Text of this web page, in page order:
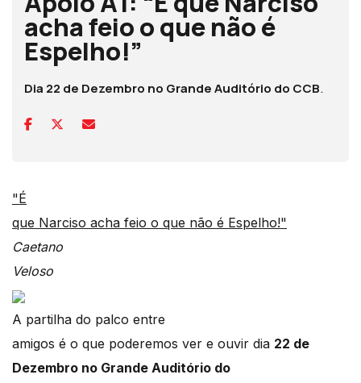
acha feio o que não é
Espelho!”
Dia 22 de Dezembro no Grande Auditório do CCB.
"É
que Narciso acha feio o que não é Espelho!"
Caetano
Veloso
A partilha do palco entre
amigos é o que poderemos ver e ouvir dia 22 de
Dezembro no Grande Auditório do